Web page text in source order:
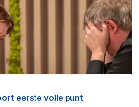
eerste volle punt